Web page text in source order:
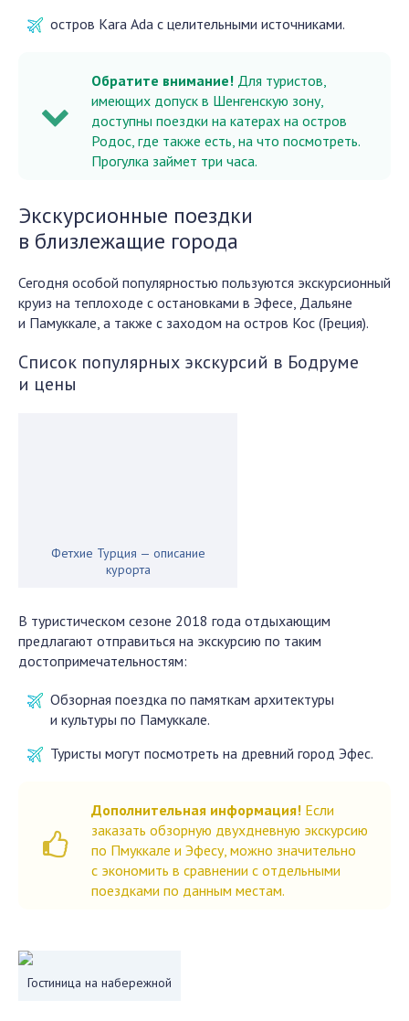
остров Kara Аda с целительными источниками.
Обратите внимание! Для туристов,
имеющих допуск в Шенгенскую зону,
доступны поездки на катерах на остров
Родос, где также есть, на что посмотреть.
Прогулка займет три часа.
Экскурсионные поездки
в близлежащие города
Сегодня особой популярностью пользуются экскурсионный
круиз на теплоходе с остановками в Эфесе, Дальяне
и Памуккале, а также с заходом на остров Кос (Греция).
Список популярных экскурсий в Бодруме
и цены
Фетхие Турция — описание
курорта
В туристическом сезоне 2018 года отдыхающим
предлагают отправиться на экскурсию по таким
достопримечательностям:
Обзорная поездка по памяткам архитектуры
и культуры по Памуккале.
Туристы могут посмотреть на древний город Эфес.
Дополнительная информация! Если
заказать обзорную двухдневную экскурсию
по Пмуккале и Эфесу, можно значительно
с экономить в сравнении с отдельными
поездками по данным местам.
Гостиница на набережной